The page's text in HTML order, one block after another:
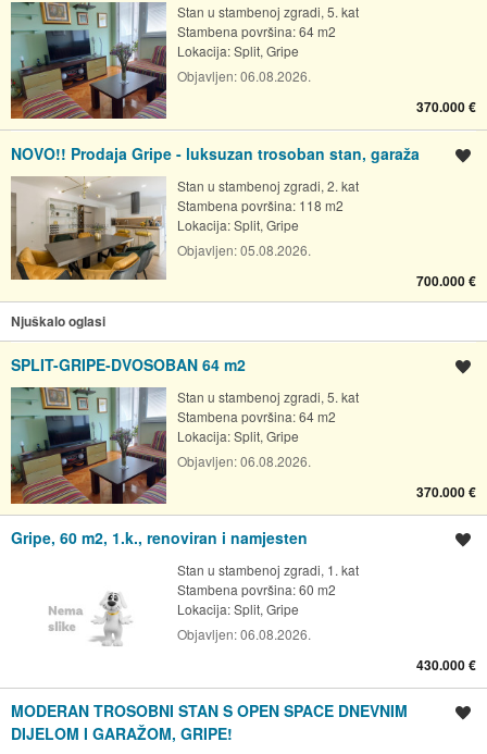
Stan u stambenoj zgradi, 5. kat
Stambena površina: 64 m2
Lokacija:Split, Gripe
Objavljen:06.08.2026.
370.000 €
NOVO!! Prodaja Gripe - luksuzan trosoban stan, garaža
Stan u stambenoj zgradi, 2. kat
Stambena površina: 118 m2
Lokacija:Split, Gripe
Objavljen:05.08.2026.
700.000 €
Njuškalo oglasi
SPLIT-GRIPE-DVOSOBAN 64 m2
Stan u stambenoj zgradi, 5. kat
Stambena površina: 64 m2
Lokacija:Split, Gripe
Objavljen:06.08.2026.
370.000 €
Gripe, 60 m2, 1.k., renoviran i namjesten
Stan u stambenoj zgradi, 1. kat
Stambena površina: 60 m2
Lokacija:Split, Gripe
Objavljen:06.08.2026.
430.000 €
MODERAN TROSOBNI STAN S OPEN SPACE DNEVNIM
DIJELOM I GARAŽOM, GRIPE!